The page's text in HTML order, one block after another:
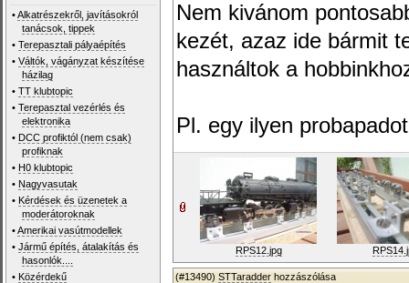
•Alkatrészekről, javításokról
tanácsok, tippek
•Terepasztali pályaépítés
•Váltók, vágányzat készítése
házilag
•TT klubtopic
•Terepasztal vezérlés és
elektronika
• DCC profiktól (nem csak)
profiknak
• H0 klubtopic
• Nagyvasutak
• Kérdések és üzenetek a
moderátoroknak
•Amerikai vasútmodellek
•Jármű építés, átalakítás és
hasonlók....
• Közérdekű
Nem kivánom
kezét, azaz ide bármit
használtok a
Pl. egy ilyen
RPS12.jpg
(#13490) STTaradder hozzászólása